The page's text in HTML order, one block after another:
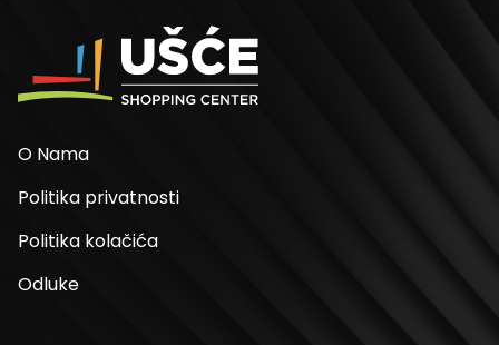
O Nama
Politika privatnosti
Politika kolačića
Odluke